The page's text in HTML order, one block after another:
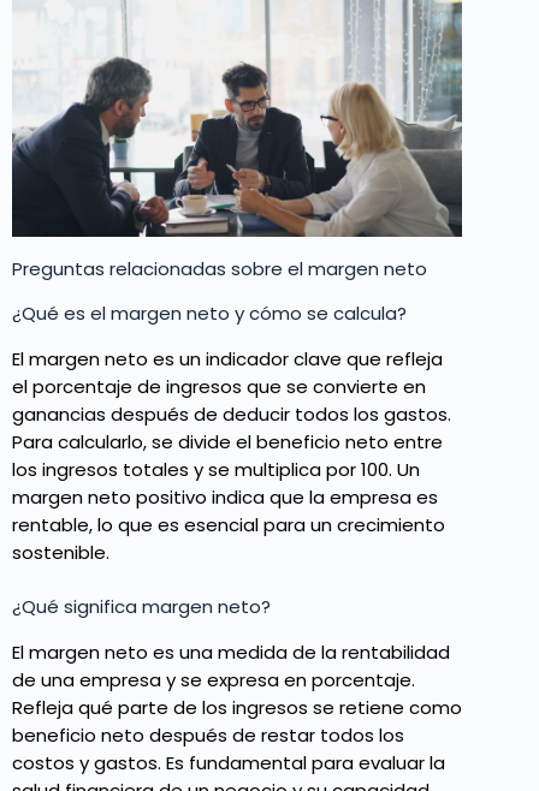
Preguntas relacionadas sobre el margen neto
¿Qué es el margen neto y cómo se calcula?
El margen neto es un indicador clave que refleja
el porcentaje de ingresos que se convierte en
ganancias después de deducir todos los gastos.
Para calcularlo, se divide el beneficio neto entre
los ingresos totales y se multiplica por 100. Un
margen neto positivo indica que la empresa es
rentable, lo que es esencial para un crecimiento
sostenible.
¿Qué significa margen neto?
El margen neto es una medida de la rentabilidad
de una empresa y se expresa en porcentaje.
Refleja qué parte de los ingresos se retiene como
beneficio neto después de restar todos los
costos y gastos. Es fundamental para evaluar la